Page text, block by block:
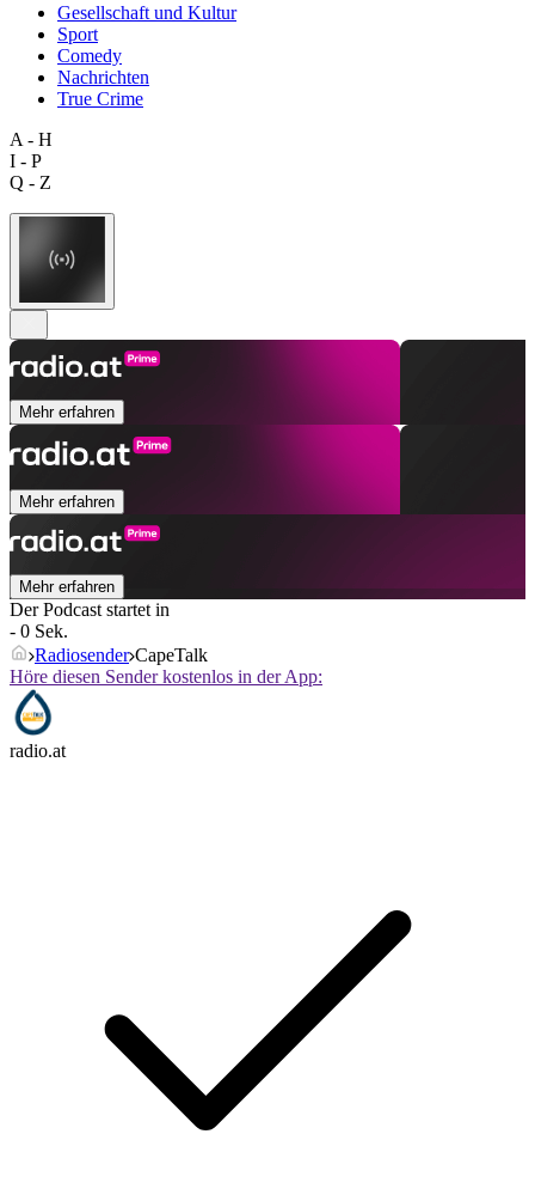
Gesellschaft und Kultur
Sport
Comedy
Nachrichten
True Crime
A - H
I - P
Q - Z
Mehr erfahren
Mehr erfahren
Mehr erfahren
Der Podcast startet in
- 0 Sek.
Radiosender CapeTalk
Höre diesen Sender kostenlos in der App:
radio.at